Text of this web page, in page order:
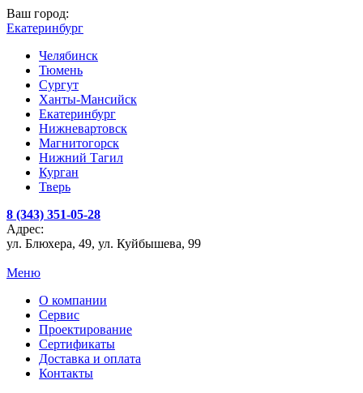
Ваш город:
Екатеринбург
Челябинск
Тюмень
Сургут
Ханты-Мансийск
Екатеринбург
Нижневартовск
Магнитогорск
Нижний Тагил
Курган
Тверь
8 (343) 351-05-28
Адрес:
ул. Блюхера, 49, ул. Куйбышева, 99
Меню
О компании
Сервис
Проектирование
Сертификаты
Доставка и оплата
Контакты